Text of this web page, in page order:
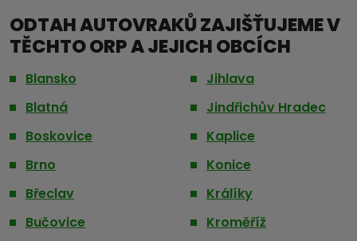
ODTAH AUTOVRAKŮ ZAJIŠŤUJEME V
TĚCHTO ORP A JEJICH OBCÍCH
Blansko
Blatná
Boskovice
Brno
Břeclav
Bučovice
Jihlava
Jindřichův Hradec
Kaplice
Konice
Králíky
Kroměříž